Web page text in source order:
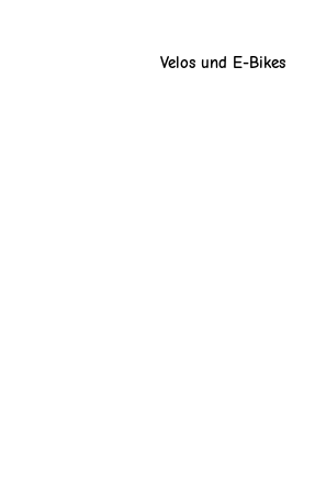
Velos und E-Bikes